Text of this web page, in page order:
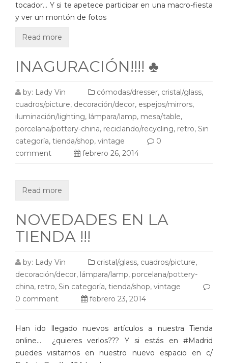
tocador… Y si te apetece participar en una macro-fiesta
y ver un montón de fotos
Read more
INAGURACIÓN!!!! ♣
by: Lady Vin cómodas/dresser, cristal/glass,
cuadros/picture, decoración/decor, espejos/mirrors,
iluminación/lighting, lámpara/lamp, mesa/table,
porcelana/pottery-china, reciclando/recycling, retro, Sin
categoría, tienda/shop, vintage
0
comment
febrero 26, 2014
Read more
NOVEDADES EN LA
TIENDA !!!
by: Lady Vin cristal/glass, cuadros/picture,
decoración/decor, lámpara/lamp, porcelana/pottery-
china, retro, Sin categoría, tienda/shop, vintage
0 comment
febrero 23, 2014
Han ido llegado nuevos artículos a nuestra Tienda
online… ¿quieres verlos??? Y si estás en #Madrid
puedes visitarnos en nuestro nuevo espacio en c/